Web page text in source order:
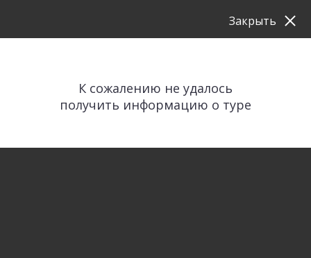
К сожалению не удалось
получить информацию о туре
Закрыть